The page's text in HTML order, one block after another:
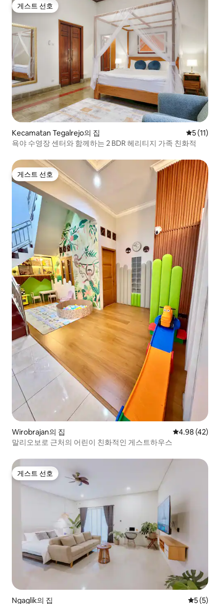
게스트 선호
게스트 선호
Kecamatan Tegalrejo의 집 평점 5점
5 (11)
욕야 수영장 센터와 함께하는 2 BDR 헤리티지 가족 친화적
게스트 선호
게스트 선호
Wirobrajan의 집 평점 4.98점(5
4.98 (42)
말리오보로 근처의 어린이 친화적인 게스트하우스
게스트 선호
게스트 선호
Ngaglik의 집 평점 5점
5 (5)